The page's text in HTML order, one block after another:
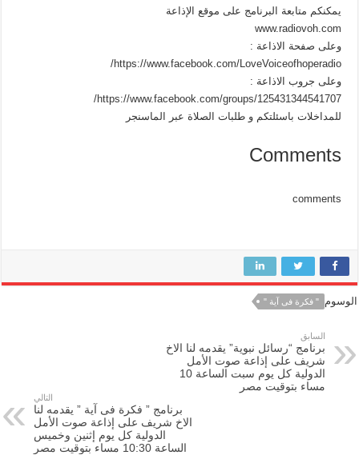
يمكنكم متابعة البرنامج على موقع الإذاعة
www.radiovoh.com
وعلى صفحة الاذاعة :
https://www.facebook.com/LoveVoiceofhoperadio/
وعلى جروب الاذاعة :
https://www.facebook.com/groups/125431344541707/
للمداخلات باسئلتكم و طلبات الصلاة عبر الماسنجر
Comments
comments
الوسوم " فكرة فى آية "
السابق
برنامج “رسائل نبوية” يقدمه لنا الاخ
شريف على إذاعة صوت الأمل
الدولية كل يوم سبت الساعة 10
مساء بتوقيت مصر
التالي
برنامج ” فكرة فى آية ” يقدمه لنا
الاخ شريف على إذاعة صوت الأمل
الدولية كل يوم إثنين وخميس
الساعة 10:30 مساء بتوقيت مصر